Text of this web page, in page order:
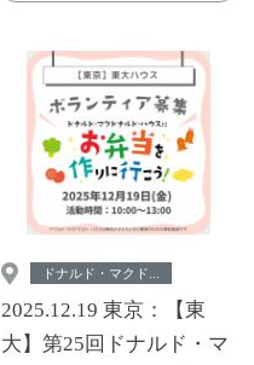
ドナルド・マクド...
2025.12.19 東京：【東
大】第25回ドナルド・マ